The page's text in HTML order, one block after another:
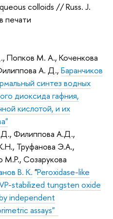
colloids // Russ. J.
печати
Попков М. А., Коченкова
А. Д., Баранчиков
синтез водных
диоксида гафния,
кислотой, и их
Филиппова А.Д.,
Труфанова Э.А.,
М.Р., Созарукова
В. К. "Peroxidase-like
stabilized tungsten oxide
independent
assays"